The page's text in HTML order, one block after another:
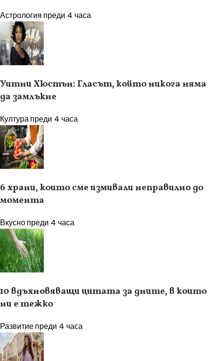
Астрология преди 4 часа
Уитни Хюстън: Гласът, който никога няма
да замлъкне
Културапреди 4 часа
6 храни, които сме измивали неправилно до
момента
Вкуснопреди 4 часа
10 вдъхновяващи цитата за дните, в които
ни е тежко
Развитиепреди 4 часа